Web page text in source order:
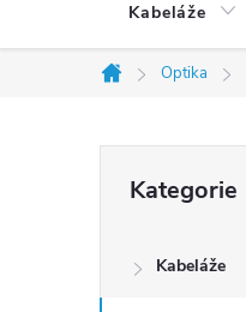
Kabeláže
Domů
Optika
r
kategorie
Kategorie
Kabeláže